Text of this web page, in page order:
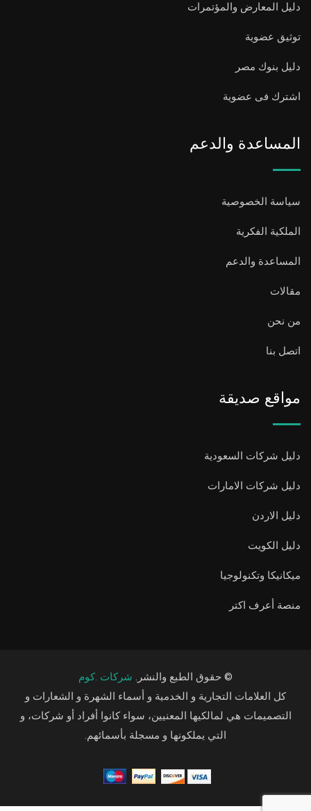
دليل المعارض والمؤتمرات
توثيق عضوية
دليل بنوك مصر
اشترك فى عضوية
المساعدة والدعم
سياسة الخصوصية
الملكية الفكرية
المساعدة والدعم
مقالات
من نحن
اتصل بنا
مواقع صديقة
دليل شركات السعودية
دليل شركات الامارات
دليل الاردن
دليل الكويت
ميكانيكا وتكنولوجيا
منصة أعرف اكتر
© حقوق الطبع والنشر. شركات .كوم
كل العلامات التجارية و الخدمية و أسماء الشهرة و الشعارات و
التصميمات هي لمالكيها المعنيين، سواء كانوا أفراد أو شركات، و
التي يملكونها و مسجلة بأسمائهم.